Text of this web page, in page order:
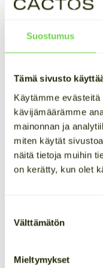
Suostumus
Tämä sivusto
Käytämme
kävijämäärämme
mainonnan ja
miten käytät
näitä tietoja muihin
on kerätty, kun olet
valinta
Välttämätön
Mieltymykset
Tutustu